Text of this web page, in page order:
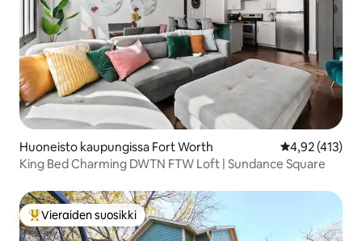
Huoneisto kaupungissa Fort Worth
4,92 (413)
King Bed Charming DWTN FTW Loft | Sundance Square
Vieraiden suosikkien parhaimmistoa
Vieraiden suosikki